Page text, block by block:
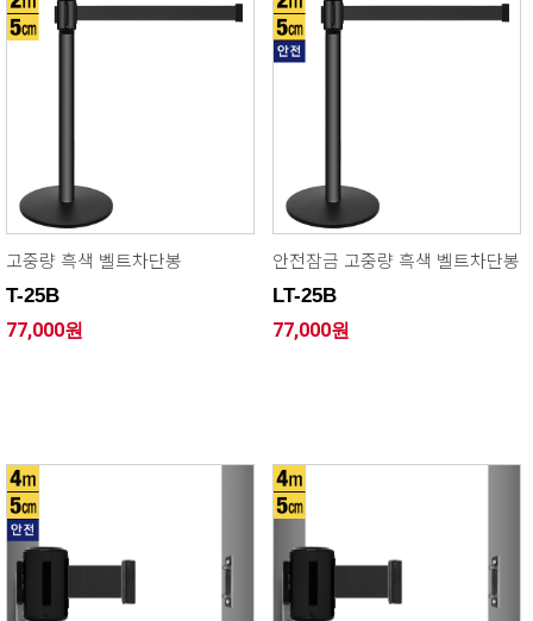
고중량 흑색 벨트차단봉
T-25B
77,000원
안전잠금 고중량 흑색 벨트차단봉
LT-25B
77,000원